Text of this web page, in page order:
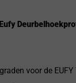
voor de EUFY